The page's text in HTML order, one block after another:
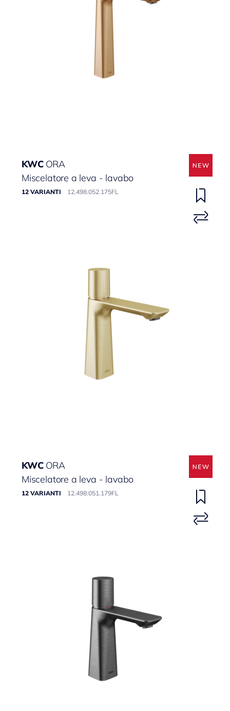
KWC ORA
Miscelatore a leva - lavabo
12 VARIANTI 12.498.052.175FL
KWC ORA
Miscelatore a leva - lavabo
12 VARIANTI 12.498.051.179FL